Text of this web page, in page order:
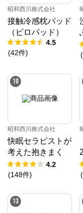
昭和西川株式会社
接触冷感枕パッド
（ピロパッド）
4.5
(42件)
(
10
昭和西川株式会社
快眠セラピストが
考えた抱きまく
ら/EC220 4.2
(148件)
(
13